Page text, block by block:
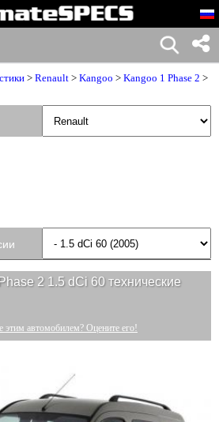
> Renault > Kangoo > Kangoo 1 Phase 2 >
2 1.5 dCi 60технические
этим автомобилем? Оцените его!